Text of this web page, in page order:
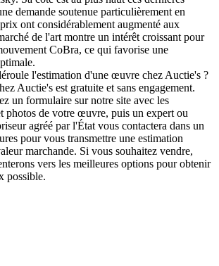
demande soutenue particulièrement en
ont considérablement augmenté aux
de l'art montre un intérêt croissant pour
CoBra, ce qui favorise une
l'estimation d'une œuvre chez Auctie's ?
Auctie's est gratuite et sans engagement.
un formulaire sur notre site avec les
photos de votre œuvre, puis un expert ou
agréé par l'État vous contactera dans un
pour vous transmettre une estimation
marchande. Si vous souhaitez vendre,
vers les meilleures options pour obtenir
possible.